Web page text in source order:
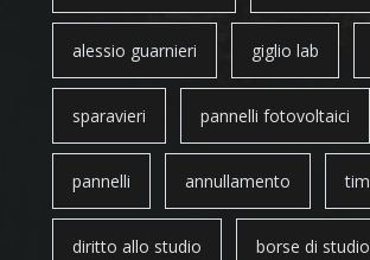
alessio guarnieri giglio lab
sparavieri pannelli fotovoltaici
pannelli annullamento tim
diritto allo studio borse di studio